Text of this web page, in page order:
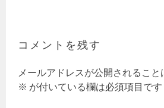
ー
ョ
ン
コメントを残す
メールアドレスが公開されること
※ が付いている欄は必須項目です